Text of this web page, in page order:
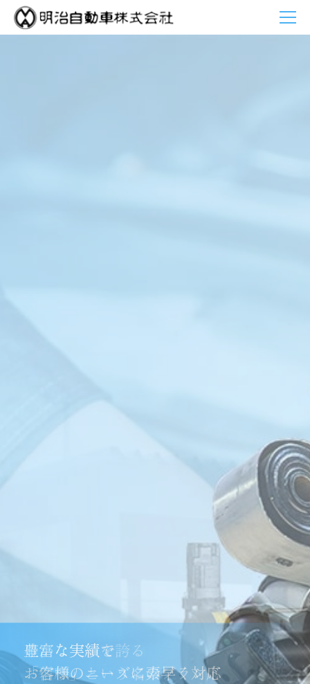
確かな実績を誇る
「信頼」という名のブランド
豊富な実績で
お客様のニーズに素早く対応